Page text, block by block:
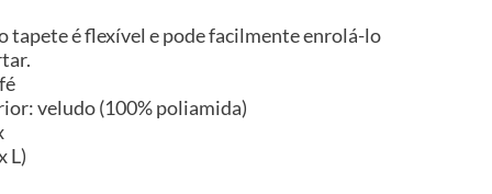
tapete é flexível e pode facilmente enrolá-lo
veludo (100% poliamida)
L)